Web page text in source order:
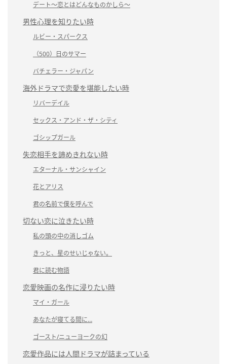
デート～恋とはどんなものかしら～
男性心理を知りたい時
ルビー・スパークス
（500）日のサマー
バチェラー・ジャパン
海外ドラマで恋愛を堪能したい時
リバーデイル
セックス・アンド・ザ・シティ
ゴシップガール
失恋相手を諦めきれない時
エターナル・サンシャイン
花とアリス
君の名前で僕を呼んで
切ない恋に泣きたい時
私の頭の中の消しゴム
きっと、星のせいじゃない。
君に読む物語
恋愛映画の名作に浸りたい時
マイ・ガール
あなたが寝てる間に…
ゴースト/ニューヨークの幻
恋愛作品には人間ドラマが詰まっている